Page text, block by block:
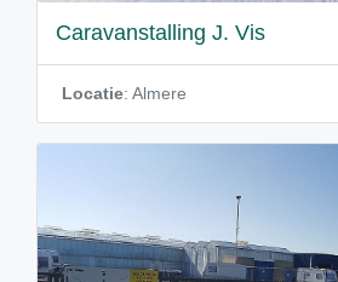
Caravanstalling J. Vis
Locatie: Almere